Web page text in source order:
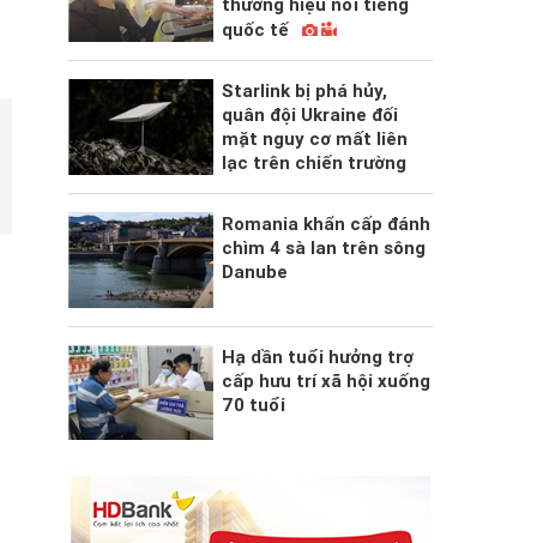
thương hiệu nổi tiếng
quốc tế
Starlink bị phá hủy,
quân đội Ukraine đối
mặt nguy cơ mất liên
lạc trên chiến trường
Romania khẩn cấp đánh
chìm 4 sà lan trên sông
Danube
Hạ dần tuổi hưởng trợ
cấp hưu trí xã hội xuống
70 tuổi